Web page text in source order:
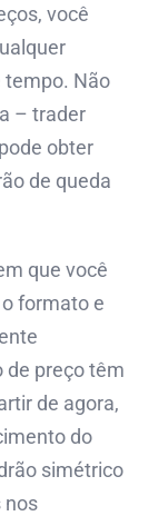
você
tempo. Não
– trader
obter
de queda
que você
formato e
de preço têm
de agora,
do
simétrico
nos